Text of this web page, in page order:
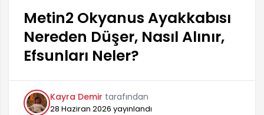
Metin2 Okyanus Ayakkabısı
Nereden Düşer, Nasıl Alınır,
Efsunları Neler?
Kayra Demir tarafından
28 Haziran 2026 yayınlandı